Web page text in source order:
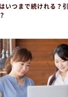
いつまで続けれる？